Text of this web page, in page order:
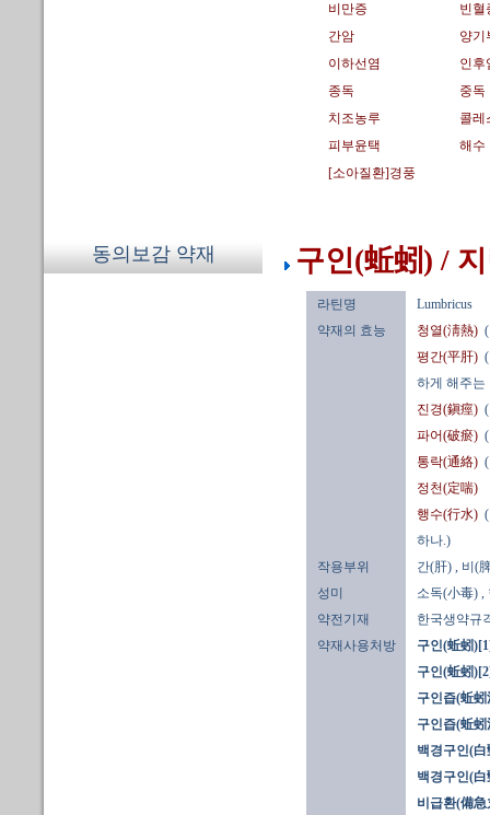
비만증
빈혈
간암
양기
이하선염
인후
종독
중독
치조농루
콜레
피부윤택
해수
[소아질환]경풍
동의보감 약재 구인(蚯蚓) /
라틴명
Lumbricus
약재의 효능
청열(淸熱)
평간(平肝)
하게 해주는
진경(鎭痙)
파어(破瘀)
통락(通絡)
정천(定喘)
행수(行水)
하나.)
작용부위
간(肝)
, 비(
성미
소독(小毒)
약전기재
한국생약규
약재사용처방
구인(蚯蚓
구인(蚯蚓
구인즙(蚯
구인즙(蚯
백경구인(
백경구인(
비급환(備